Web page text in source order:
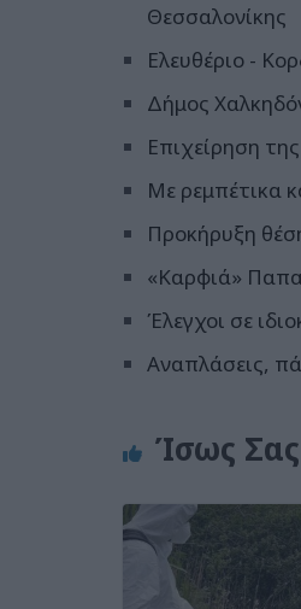
Θεσσαλονίκης
Ελευθέριο -
Δήμος
Επιχείρηση
Με ρεμπέτικα
Προκήρυξη
«Καρφιά»
Έλεγχοι σε
Αναπλάσεις,
Ίσως